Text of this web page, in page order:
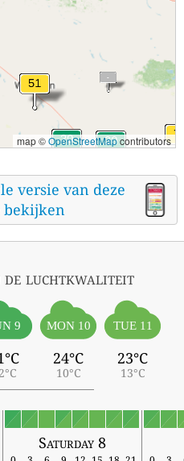
map ©OpenStreetMapcontributors
versie van deze
bekijken
de luchtkwaliteit
9 MON 10
24°C
10°C
TUE 11
23°C
13°C
Saturday 8